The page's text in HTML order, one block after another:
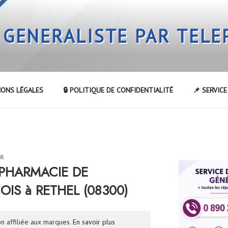
PAR
LÉGALES 🔒 POLITIQUE DE CONFIDENTIALITÉ 📌
DE
à RETHEL (08300)
affiliée aux marques. En savoir plus